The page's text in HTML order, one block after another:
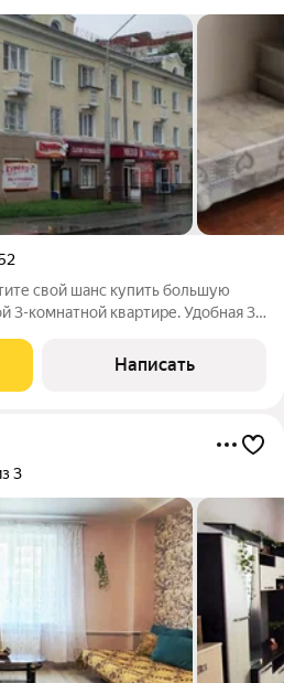
свой шанс купить большую
3-комнатной квартире. Удобная 3-
создают максимальный комфорт
Написать
3